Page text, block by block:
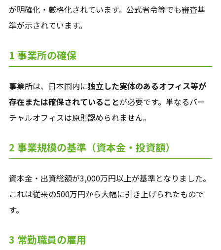
が明確化・厳格化されています。公式省令等でも審査基
準が示されています。
1 事業所の確保
事業所は、日本国内に独立した実体のあるオフィス等が
存在または確保されていることが必要です。単なるバー
チャルオフィスは原則認められません。
2 事業規模の基準（資本金・投資額）
資本金・出資総額が3,000万円以上が基準となりました。
これは従来の500万円から大幅に引き上げられたもので
す。
3 常勤職員の雇用